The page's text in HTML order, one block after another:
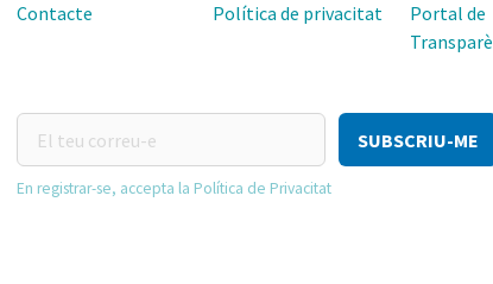
Contacte
Política de privacitat
Portal de
teu
correu-
En registrar-se, accepta la Política de Privacitat